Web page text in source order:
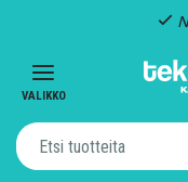
VALIKKO